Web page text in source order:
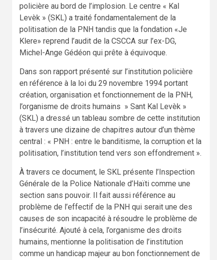
policière au bord de l’implosion. Le centre « Kal
Levèk » (SKL) a traité fondamentalement de la
politisation de la PNH tandis que la fondation «Je
Klere» reprend l’audit de la CSCCA sur l’ex-DG,
Michel-Ange Gédéon qui prête à équivoque.
Dans son rapport présenté sur l’institution policière
en référence à la loi du 29 novembre 1994 portant
création, organisation et fonctionnement de la PNH,
l’organisme de droits humains » Sant Kal Levèk »
(SKL) a dressé un tableau sombre de cette institution
à travers une dizaine de chapitres autour d’un thème
central : « PNH : entre le banditisme, la corruption et la
politisation, l’institution tend vers son effondrement ».
À travers ce document, le SKL présente l’Inspection
Générale de la Police Nationale d’Haïti comme une
section sans pouvoir. Il fait aussi référence au
problème de l’effectif de la PNH qui serait une des
causes de son incapacité à résoudre le problème de
l’insécurité. Ajouté à cela, l’organisme des droits
humains, mentionne la politisation de l’institution
comme un handicap majeur au bon fonctionnement de